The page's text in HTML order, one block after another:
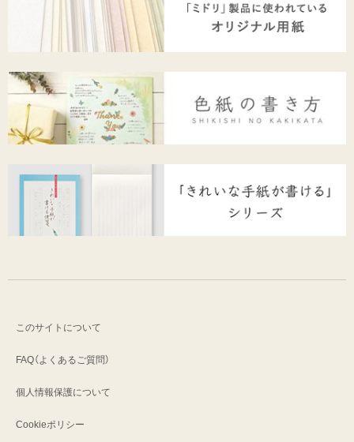
このサイトについて
FAQ（よくあるご質問）
個人情報保護について
Cookieポリシー